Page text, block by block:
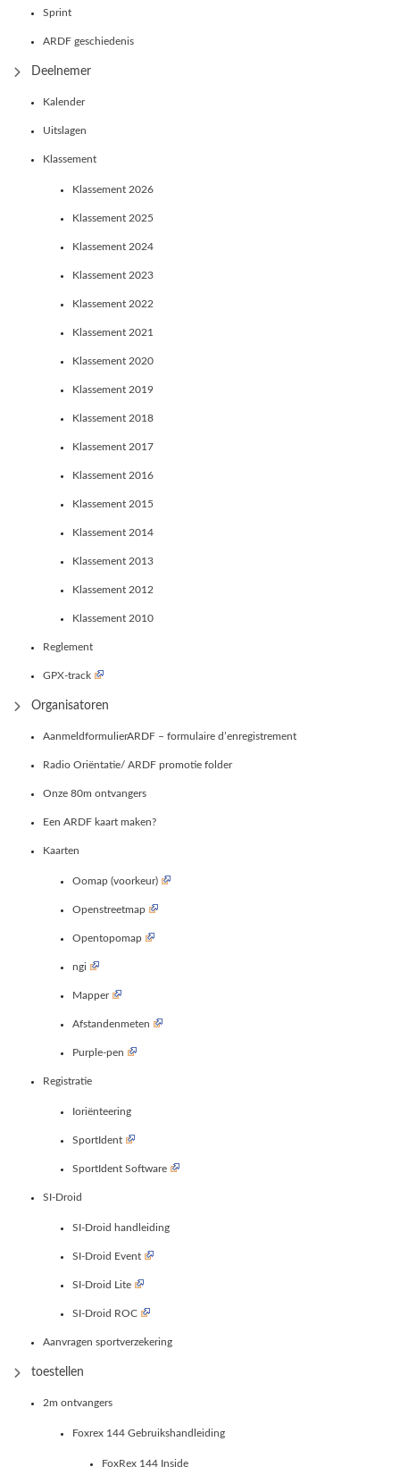
Sprint
ARDF geschiedenis
Deelnemer
Kalender
Uitslagen
Klassement
Klassement 2026
Klassement 2025
Klassement 2024
Klassement 2023
Klassement 2022
Klassement 2021
Klassement 2020
Klassement 2019
Klassement 2018
Klassement 2017
Klassement 2016
Klassement 2015
Klassement 2014
Klassement 2013
Klassement 2012
Klassement 2010
Reglement
GPX-track
Organisatoren
AanmeldformulierARDF – formulaire d’enregistrement
Radio Oriëntatie/ ARDF promotie folder
Onze 80m ontvangers
Een ARDF kaart maken?
Kaarten
Oomap (voorkeur)
Openstreetmap
Opentopomap
ngi
Mapper
Afstandenmeten
Purple-pen
Registratie
Ioriënteering
SportIdent
SportIdent Software
SI-Droid
SI-Droid handleiding
SI-Droid Event
SI-Droid Lite
SI-Droid ROC
Aanvragen sportverzekering
toestellen
2m ontvangers
Foxrex 144 Gebruikshandleiding
FoxRex 144 Inside